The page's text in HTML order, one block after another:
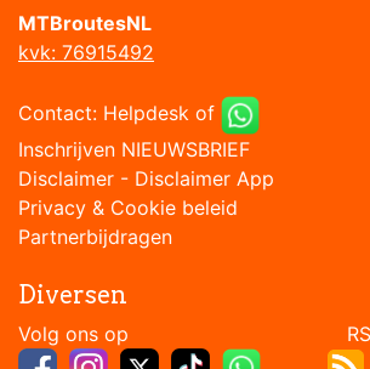
MTBroutesNL
kvk: 76915492
Contact: Helpdesk of
Inschrijven NIEUWSBRIEF
Disclaimer - Disclaimer App
Privacy & Cookie beleid
Partnerbijdragen
Diversen
Volg ons op